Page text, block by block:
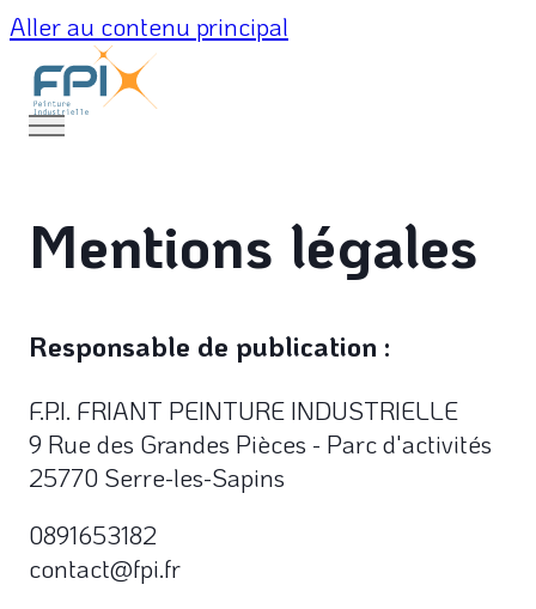
Aller au contenu principal
Mentions légales
Responsable de publication :
F.P.I. FRIANT PEINTURE INDUSTRIELLE
9 Rue des Grandes Pièces - Parc d'activités
25770 Serre-les-Sapins
0891653182
contact@fpi.fr